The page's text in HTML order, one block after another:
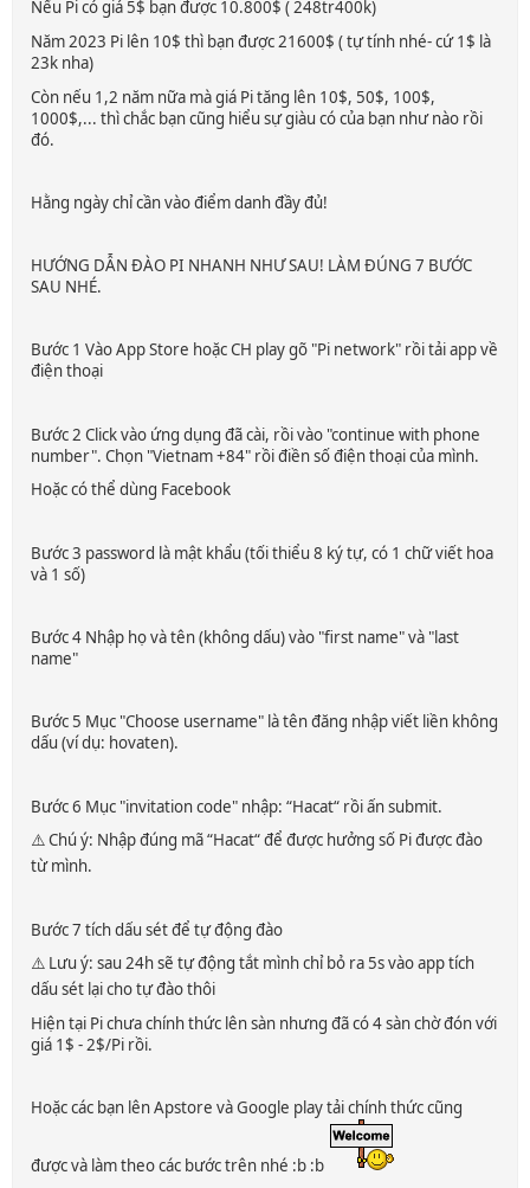
Nếu Pi có giá 5$ bạn được 10.800$ ( 248tr400k)
Năm 2023 Pi lên 10$ thì bạn được 21600$ ( tự tính nhé- cứ 1$ là
23k nha)
Còn nếu 1,2 năm nữa mà giá Pi tăng lên 10$, 50$, 100$,
1000$,... thì chắc bạn cũng hiểu sự giàu có của bạn như nào rồi
đó.
Hằng ngày chỉ cần vào điểm danh đầy đủ!
HƯỚNG DẪN ĐÀO PI NHANH NHƯ SAU! LÀM ĐÚNG 7 BƯỚC
SAU NHÉ.
Bước 1 Vào App Store hoặc CH play gõ "Pi network" rồi tải app về
điện thoại
Bước 2 Click vào ứng dụng đã cài, rồi vào "continue with phone
number". Chọn "Vietnam +84" rồi điền số điện thoại của mình.
Hoặc có thể dùng Facebook
Bước 3 password là mật khẩu (tối thiểu 8 ký tự, có 1 chữ viết hoa
và 1 số)
Bước 4 Nhập họ và tên (không dấu) vào "first name" và "last
name"
Bước 5 Mục "Choose username" là tên đăng nhập viết liền không
dấu (ví dụ: hovaten).
Bước 6 Mục "invitation code" nhập: “Hacat“ rồi ấn submit.
⚠️ Chú ý: Nhập đúng mã “Hacat“ để được hưởng số Pi được đào
từ mình.
Bước 7 tích dấu sét để tự động đào
⚠️ Lưu ý: sau 24h sẽ tự động tắt mình chỉ bỏ ra 5s vào app tích
dấu sét lại cho tự đào thôi
Hiện tại Pi chưa chính thức lên sàn nhưng đã có 4 sàn chờ đón với
giá 1$ - 2$/Pi rồi.
Hoặc các bạn lên Apstore và Google play tải chính thức cũng
được và làm theo các bước trên nhé :b :b